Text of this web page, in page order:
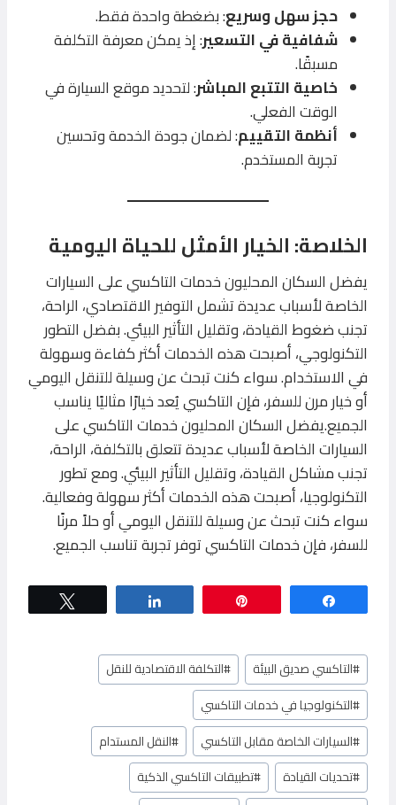
حجز سهل وسريع: بضغطة واحدة فقط.
شفافية في التسعير: إذ يمكن معرفة التكلفة
مسبقًا.
خاصية التتبع المباشر: لتحديد موقع السيارة في
الوقت الفعلي.
أنظمة التقييم: لضمان جودة الخدمة وتحسين
تجربة المستخدم.
الخلاصة: الخيار الأمثل للحياة اليومية
يفضل السكان المحليون خدمات التاكسي على السيارات
الخاصة لأسباب عديدة تشمل التوفير الاقتصادي، الراحة،
تجنب ضغوط القيادة، وتقليل التأثير البيئي. بفضل التطور
التكنولوجي، أصبحت هذه الخدمات أكثر كفاءة وسهولة
في الاستخدام. سواء كنت تبحث عن وسيلة للتنقل اليومي
أو خيار مرن للسفر، فإن التاكسي يُعد خيارًا مثاليًا يناسب
الجميع.يفضل السكان المحليون خدمات التاكسي على
السيارات الخاصة لأسباب عديدة تتعلق بالتكلفة، الراحة،
تجنب مشاكل القيادة، وتقليل التأثير البيئي. ومع تطور
التكنولوجيا، أصبحت هذه الخدمات أكثر سهولة وفعالية.
سواء كنت تبحث عن وسيلة للتنقل اليومي أو حلاً مرنًا
للسفر، فإن خدمات التاكسي توفر تجربة تناسب الجميع.
وسوم
المقال:
#التاكسي صديق البيئة #التكلفة الاقتصادية للنقل
#التكنولوجيا في خدمات التاكسي
#السيارات الخاصة مقابل التاكسي #النقل المستدام
#تحديات القيادة #تطبيقات التاكسي الذكية